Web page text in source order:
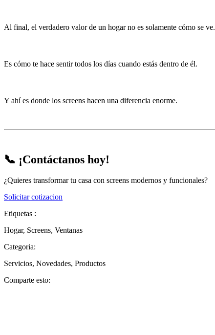
Al final, el verdadero valor de un hogar no es solamente cómo se ve.
Es cómo te hace sentir todos los días cuando estás dentro de él.
Y ahí es donde los screens hacen una diferencia enorme.
📞 ¡Contáctanos hoy!
¿Quieres transformar tu casa con screens modernos y funcionales?
Solicitar cotizacion
Etiquetas :
Hogar, Screens, Ventanas
Categoria:
Servicios, Novedades, Productos
Comparte esto: